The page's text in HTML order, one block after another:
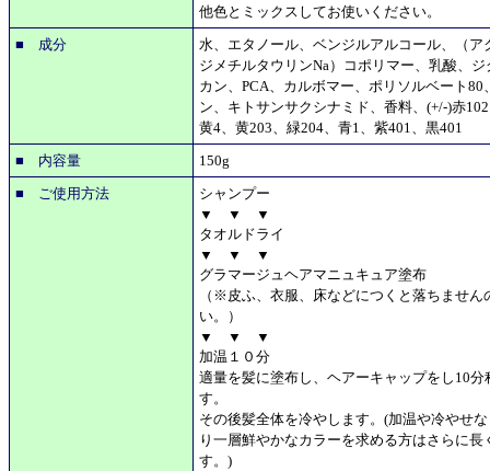
他色とミックスしてお使いください。
■ 成分
水、エタノール、ベンジルアルコール、（ア
ジメチルタウリンNa）コポリマー、乳酸、
カン、PCA、カルボマー、ポリソルベート
ン、キトサンサクシナミド、香料、(+/-)赤
黄4、黄203、緑204、青1、紫401、黒401
■ 内容量
150g
■ ご使用方法
シャンプー
▼ ▼ ▼
タオルドライ
▼ ▼ ▼
グラマージュヘアマニュキュア塗布
（※皮ふ、衣服、床などにつくと落ちませ
い。）
▼ ▼ ▼
加温１０分
適量を髪に塗布し、ヘアーキャップをし10
す。
その後髪全体を冷やします。(加温や冷やせ
り一層鮮やかなカラーを求める方はさらに
す。)